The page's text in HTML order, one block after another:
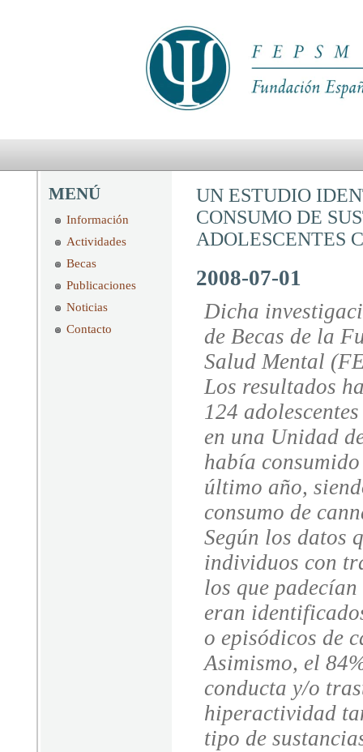
MENÚ
Información
Actividades
Becas
Publicaciones
Noticias
Contacto
UN ESTUDIO
CONSUMO DE
ADOLESCENTES
2008-07-01
Dicha
de Becas de la
Salud Mental
Los resultados
124
en una Unidad
había
último año,
consumo de
Según los datos
individuos con
los que
eran
o episódicos de
Asimismo, el
conducta y/o
hiperactividad
tipo de